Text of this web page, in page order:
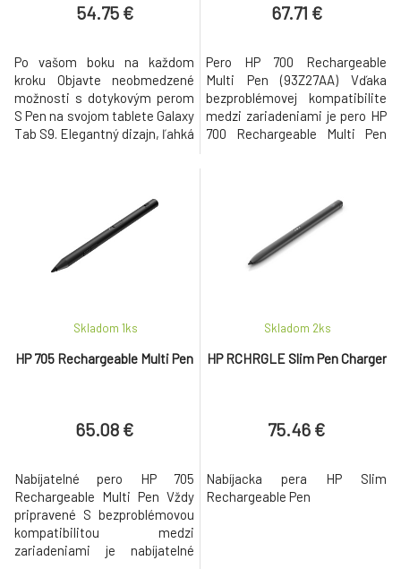
54.75 €
Po vašom boku na každom
kroku Objavte neobmedzené
možnosti s dotykovým perom
S Pen na svojom tablete Galaxy
Tab S9. Elegantný dizajn, ľahká
Spoločne s aplikáciou
Samsung Notes tak vdýchne
život všetkým vašim
kreatívnym nápadom. Ideálny
spoločník aj
67.71 €
Pero HP 700 Rechargeable
Multi Pen (93Z27AA) Vďaka
bezproblémovej kompatibilite
medzi zariadeniami je pero HP
700 Rechargeable Multi Pen
protokolmi , s funkciou
presného ovládania a
intuitívneho prispôsobenia
tlačidla , ktoré vykoná každú
HP 705 Rechargeable Multi Pen
Skladom 1ks
65.08 €
Nabíjatelné pero HP 705
Rechargeable Multi Pen Vždy
pripravené S bezproblémovou
kompatibilitou medzi
zariadeniami je nabíjatelné
HP RCHRGLE Slim Pen Charger
Skladom 2ks
75.46 €
Nabíjacka pera HP Slim
Rechargeable Pen